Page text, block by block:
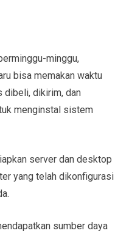
minggu,
bisa memakan waktu
dibeli, dikirim, dan
menginstal sistem
server dan desktop
yang telah dikonfigurasi
sumber daya